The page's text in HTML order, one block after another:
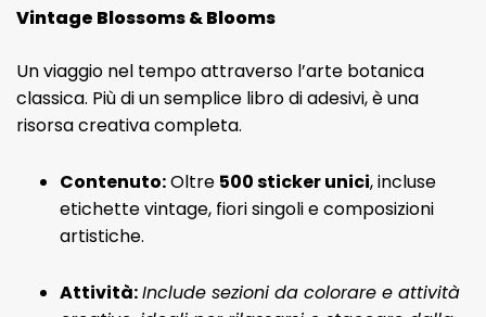
Vintage Blossoms & Blooms
Un viaggio nel tempo attraverso l’arte botanica
classica. Più di un semplice libro di adesivi, è una
risorsa creativa completa.
Contenuto:Oltre 500 sticker unici, incluse
etichette vintage, fiori singoli e composizioni
artistiche.
Attività:Include sezioni da colorare e attività